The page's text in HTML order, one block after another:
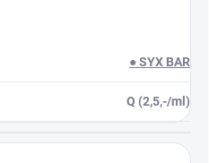
● SYX BAR
Q (2,5,-/ml)